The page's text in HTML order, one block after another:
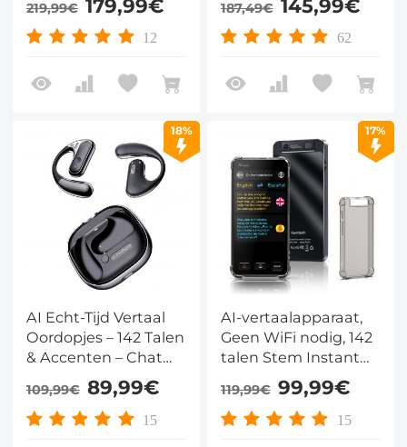
fotovertaling & 5u –
voor reizen en
Kentfaith
219,99€ 179,99€
12
Respons
187,49€ 145,99€
62
18%
AI Echt-Tijd Vertaal
Oordopjes – 142 Talen
& Accenten – Chat
App, Audio & Video
Bellen, Transcriptie –
Zakelijk & Reizen,
109,99€ 89,99€
15
17%
AI-vertaalapparaat,
Geen WiFi nodig, 142
talen Stem Instant
Twee-richting Online
Vertaler, Offline /
Opname / Foto
119,99€ 99,99€
15